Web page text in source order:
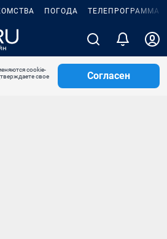
ПОГОДА ТЕЛЕПРОГРАММА
cookie-
свое
Согласен